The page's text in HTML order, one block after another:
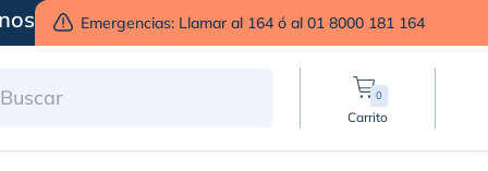
Emergencias: Llamar al 164 ó al 01 8000 181 164
0
Carrito